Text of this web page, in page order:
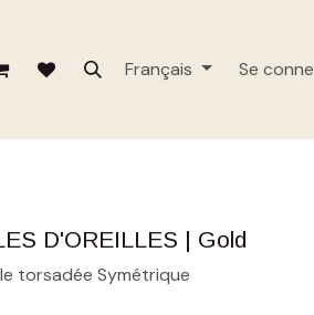
Français Se
D'OREILLES | Gold
torsadée Symétrique